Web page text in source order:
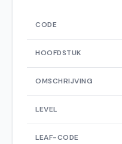
CODE
HOOFDSTUK
OMSCHRIJVING
LEVEL
LEAF-CODE